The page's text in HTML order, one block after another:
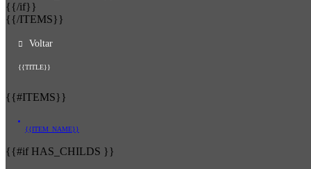
{{/if}}
{{/ITEMS}}
Voltar
{{TITLE}}
{{#ITEMS}}
{{ITEM_NAME}}
{{#if HAS_CHILDS }}